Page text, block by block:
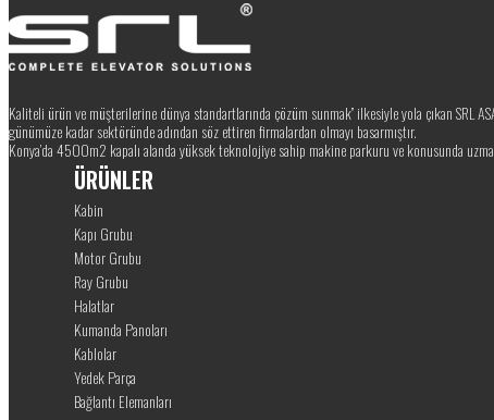
Kaliteli ürün ve müşterilerine dünya standartlarında çözüm sunmak” ilkesiyle yola çıkan SRL
günümüze kadar sektöründe adından söz ettiren firmalardan olmayı basarmıştır.
Konya’da 4500m2 kapalı alanda yüksek teknolojiye sahip makine parkuru ve konusunda
ÜRÜNLER
Kabin
Kapı Grubu
Motor Grubu
Ray Grubu
Halatlar
Kumanda Panoları
Kablolar
Yedek Parça
Bağlantı Elemanları